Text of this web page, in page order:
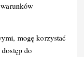
mogę korzystać
do